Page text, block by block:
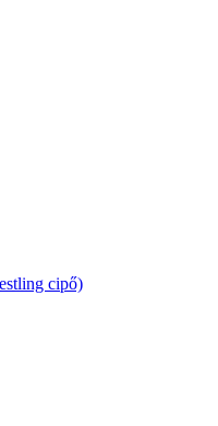
cipő)